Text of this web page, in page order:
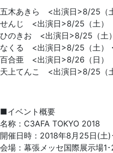
五木あきら <出演日>8/25（
せんじ <出演日>8/25（土）
ひのきお <出演日>8/25（土
なくる <出演日>8/25（土）
百合亜 <出演日>8/26（日）
天上てんこ <出演日>8/25（
■イベント概要
名称：C3AFA TOKYO 2018
開催日時：2018年8月25日(土
会場：幕張メッセ国際展示場1